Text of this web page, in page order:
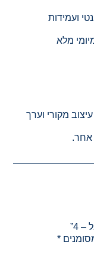
ועמידות
מלא
מקורי וערך
4”
*